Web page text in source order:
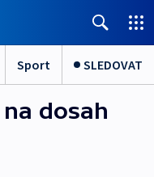
Sport SLEDOVAT
dosah